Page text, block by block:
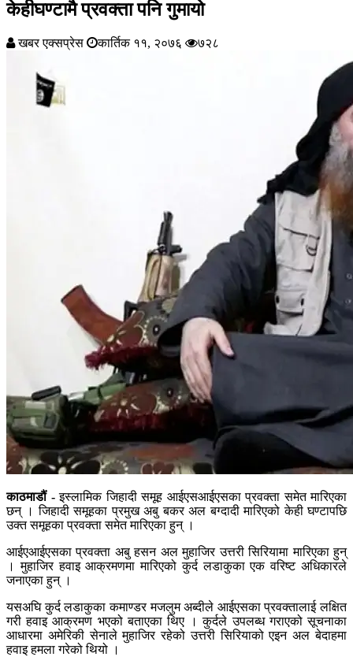
केहीघण्टामै प्रवक्ता पनि गुमायो
खबर एक्सप्रेस कार्तिक ११, २०७६ ७२८
काठमाडौं -इस्लामिक जिहादी समूह आईएसआईएसका प्रवक्ता समेत मारिएका
छन् । जिहादी समूहका प्रमुख अबु बकर अल बग्दादी मारिएको केही घण्टापछि
उक्त समूहका प्रवक्ता समेत मारिएका हुन् ।
आईएआईएसका प्रवक्ता अबु हसन अल मुहाजिर उत्तरी सिरियामा मारिएका हुन्
। मुहाजिर हवाइ आक्रमणमा मारिएको कुर्द लडाकुका एक वरिष्ट अधिकारले
जनाएका हुन् ।
यसअघि कुर्द लडाकुका कमाण्डर मजलुम अब्दीले आईएसका प्रवक्तालाई लक्षित
गरी हवाइ आक्रमण भएको बताएका थिए । कुर्दले उपलब्ध गराएको सूचनाका
आधारमा अमेरिकी सेनाले मुहाजिर रहेको उत्तरी सिरियाको एइन अल बेदाहमा
हवाइ हमला गरेको थियो ।